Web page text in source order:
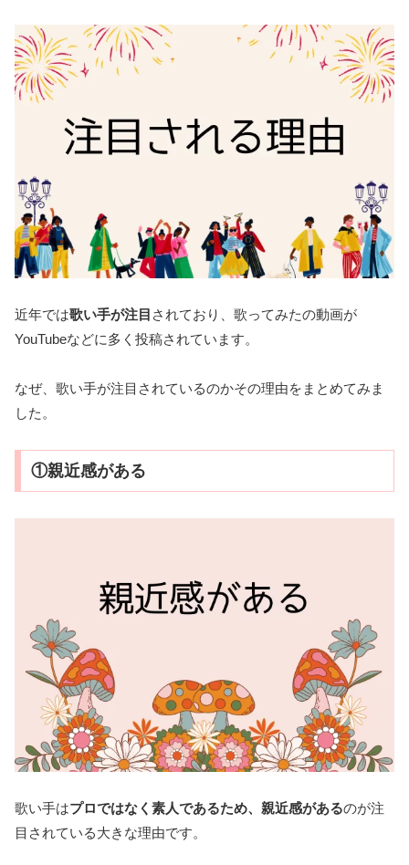
近年では歌い手が注目 されており、歌ってみたの動画が
YouTubeなどに多く投稿されています。
なぜ、歌い手が注目されているのかその理由をまとめてみま
した。
①親近感がある
歌い手はプロではなく素人であるため、親近感があるのが注
目されている大きな理由です。